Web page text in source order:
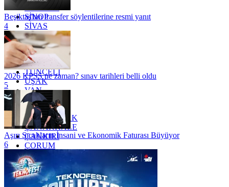
SİNOP
SİVAS
SİİRT
TEKİRDAĞ
TOKAT
TRABZON
TUNCELİ
UŞAK
VAN
YALOVA
YOZGAT
ZONGULDAK
ÇANAKKALE
ÇANKIRI
ÇORUM
İSTANBUL
İZMİR
ŞANLIURFA
ŞIRNAK
Beşiktaş'tan transfer söylentilerine resmi yanıt
4
2026 KPSS ne zaman? sınav tarihleri belli oldu
5
Aşırı Sıcakların İnsani ve Ekonomik Faturası Büyüyor
6